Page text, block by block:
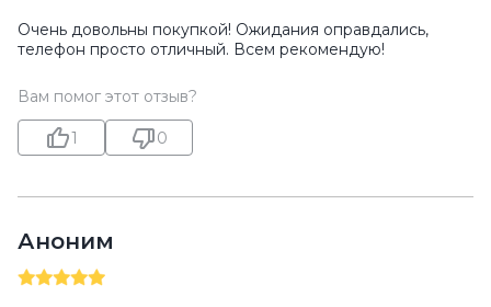
Очень довольны покупкой! Ожидания оправдались,
телефон просто отличный. Всем рекомендую!
Вам помог этот отзыв?
1 0
Аноним